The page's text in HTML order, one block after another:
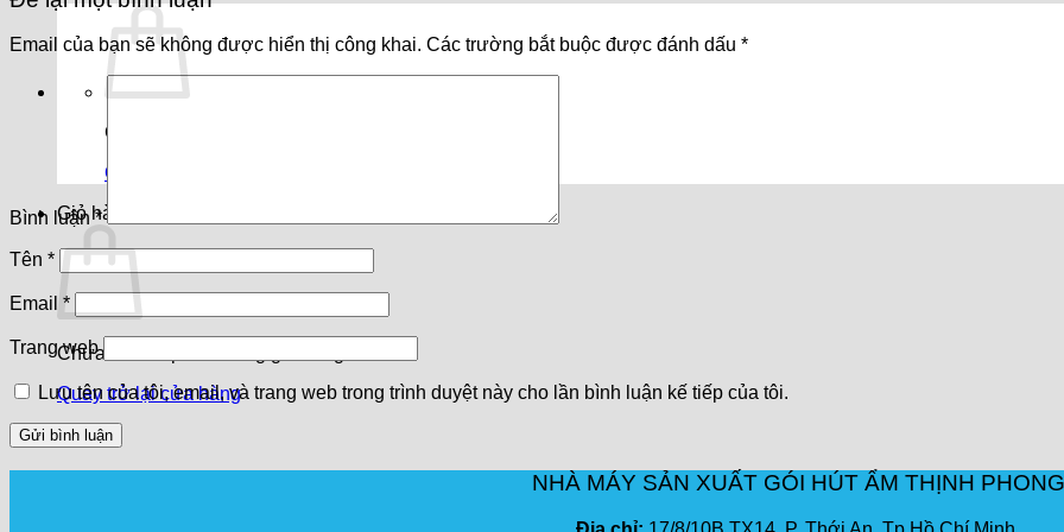
Chưa có sản phẩm trong giỏ hàng.
Quay trở lại cửa hàng
Giỏ hàng
Chưa có sản phẩm trong giỏ hàng.
Quay trở lại cửa hàng
Email của bạn sẽ không được hiển thị công khai. Các trường bắt buộc được đánh dấu *
Bình luận*
Tên *
Email *
Trang web
Lưu tên của tôi, email, và trang web trong trình duyệt này cho lần bình luận kế tiếp của tôi.
NHÀ MÁY SẢN XUẤT GÓI HÚT ẨM THỊNH PHONG